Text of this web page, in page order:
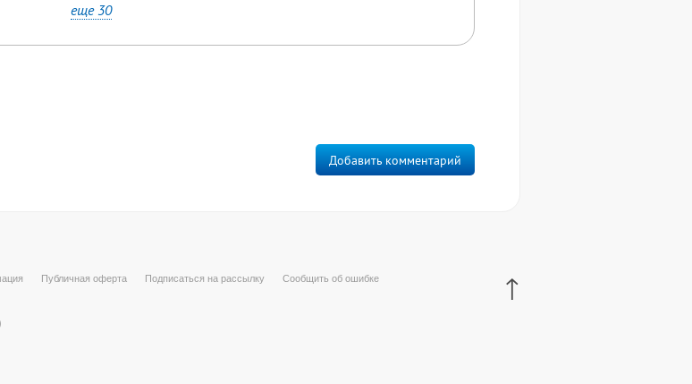
еще 30
Добавить комментарий
↑
Публичная оферта Подписаться на рассылку Сообщить об ошибке